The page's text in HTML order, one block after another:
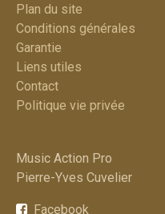
Plan du site​
Conditions générales
Garantie
Liens utiles
Contact
Politique vie privée
Music Action Pro​
Pierre-Yves Cuvelier
Facebook